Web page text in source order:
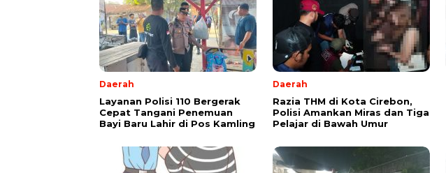
Daerah
Layanan Polisi 110 Bergerak
Cepat Tangani Penemuan
Bayi Baru Lahir di Pos Kamling
Daerah
Razia THM di Kota Cirebon,
Polisi Amankan Miras dan Tiga
Pelajar di Bawah Umur